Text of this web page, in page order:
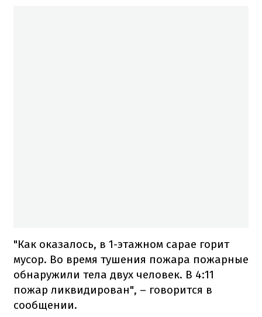
"Как оказалось, в 1-этажном сарае горит
мусор. Во время тушения пожара пожарные
обнаружили тела двух человек. В 4:11
пожар ликвидирован", – говорится в
сообщении.